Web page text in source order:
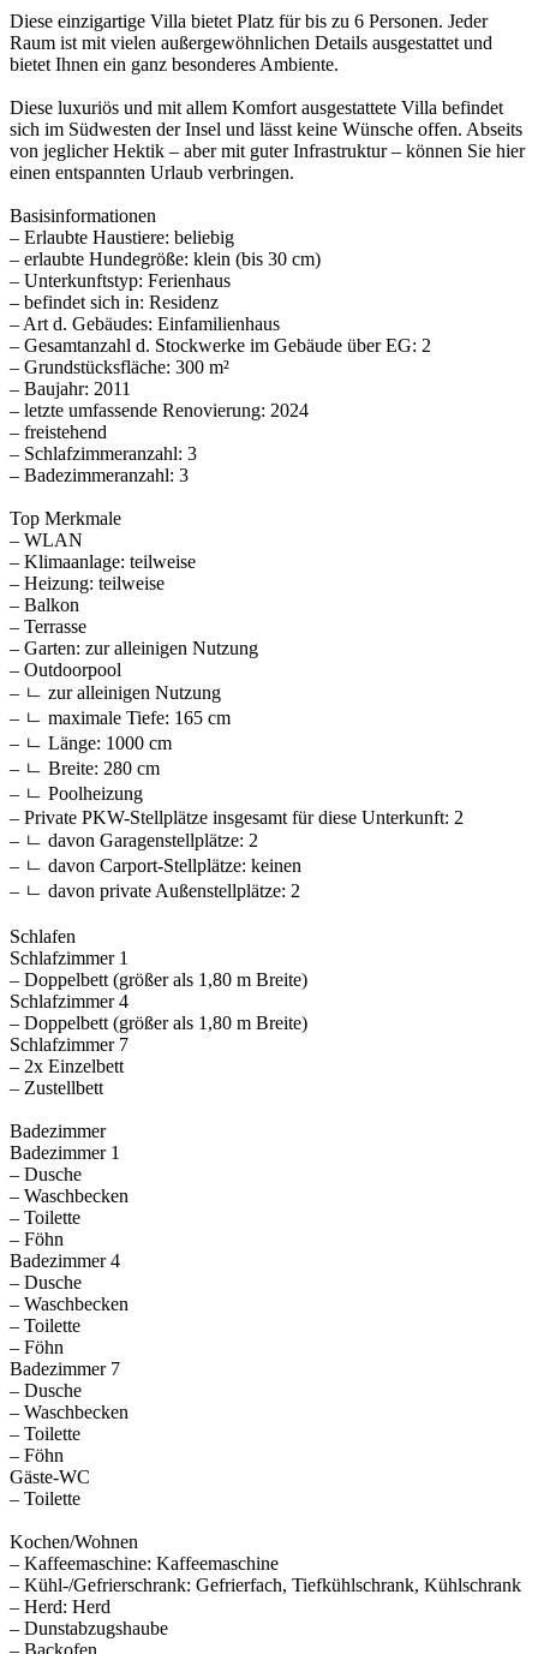
Diese einzigartige Villa bietet Platz für bis zu 6 Personen. Jeder
Raum ist mit vielen außergewöhnlichen Details ausgestattet und
bietet Ihnen ein ganz besonderes Ambiente.
Diese luxuriös und mit allem Komfort ausgestattete Villa befindet
sich im Südwesten der Insel und lässt keine Wünsche offen. Abseits
von jeglicher Hektik – aber mit guter Infrastruktur – können Sie hier
einen entspannten Urlaub verbringen.
Basisinformationen
– Erlaubte Haustiere: beliebig
– erlaubte Hundegröße: klein (bis 30 cm)
– Unterkunftstyp: Ferienhaus
– befindet sich in: Residenz
– Art d. Gebäudes: Einfamilienhaus
– Gesamtanzahl d. Stockwerke im Gebäude über EG: 2
– Grundstücksfläche: 300 m²
– Baujahr: 2011
– letzte umfassende Renovierung: 2024
– freistehend
– Schlafzimmeranzahl: 3
– Badezimmeranzahl: 3
Top Merkmale
– WLAN
– Klimaanlage: teilweise
– Heizung: teilweise
– Balkon
– Terrasse
– Garten: zur alleinigen Nutzung
– Outdoorpool
– ㄴ zur alleinigen Nutzung
– ㄴ maximale Tiefe: 165 cm
– ㄴ Länge: 1000 cm
– ㄴ Breite: 280 cm
– ㄴ Poolheizung
– Private PKW-Stellplätze insgesamt für diese Unterkunft: 2
– ㄴ davon Garagenstellplätze: 2
– ㄴ davon Carport-Stellplätze: keinen
– ㄴ davon private Außen­stellplätze: 2
Schlafen
Schlafzimmer 1
– Doppelbett (größer als 1,80 m Breite)
Schlafzimmer 4
– Doppelbett (größer als 1,80 m Breite)
Schlafzimmer 7
– 2x Einzelbett
– Zustellbett
Badezimmer
Badezimmer 1
– Dusche
– Waschbecken
– Toilette
– Föhn
Badezimmer 4
– Dusche
– Waschbecken
– Toilette
– Föhn
Badezimmer 7
– Dusche
– Waschbecken
– Toilette
– Föhn
Gäste-WC
– Toilette
Kochen/Wohnen
– Kaffeemaschine: Kaffeemaschine
– Kühl-/Gefrierschrank: Gefrierfach, Tiefkühlschrank, Kühlschrank
– Herd: Herd
– Dunstabzugshaube